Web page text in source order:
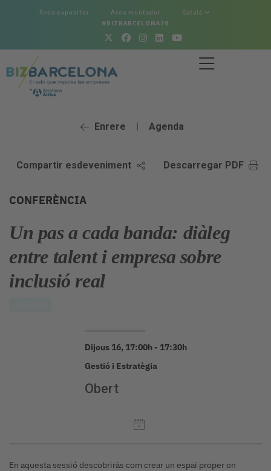
Àrea expositor Àrea muntador Català
#BIZBARCELONA26
Enrere | Agenda
Compartir esdeveniment Descarregar PDF
CONFERÈNCIA
Un pas a cada banda: diàleg
entre talent i empresa sobre
inclusió real
Dijous 16, 17:00h - 17:30h
Gestió i Estratègia
Obert
En aquesta sessió descobriràs com crear un espai proper on